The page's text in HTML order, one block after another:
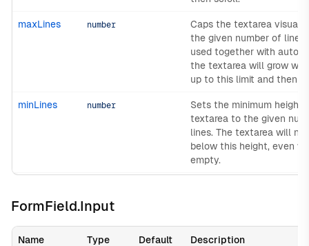
maxLines number
Caps the textarea visual
the given number of lines.
used together with
the textarea will grow
up to this limit and then
minLines number
Sets the minimum height
textarea to the given
lines. The textarea will
below this height, even
empty.
FormField.Input
Name Type Default Description